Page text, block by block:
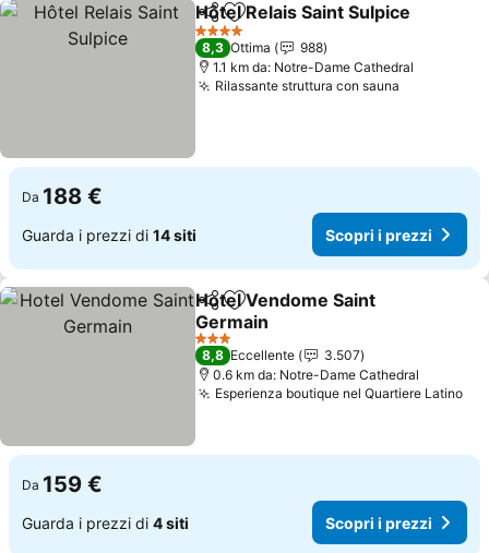
CondividiAggiungi ai preferiti
Hôtel Relais Saint Sulpice
4 Stelle
8,3 Ottima
988
1.1 km da: Notre-Dame Cathedral
Rilassante struttura con sauna
Da 188 €
Guarda i prezzi di 14 siti Scopri i prezzi
CondividiAggiungi ai preferiti
Hotel Vendome Saint
Germain
3 Stelle
8,8 Eccellente
3.507
0.6 km da: Notre-Dame Cathedral
Esperienza boutique nel Quartiere Latino
Da 159 €
Guarda i prezzi di 4 siti Scopri i prezzi